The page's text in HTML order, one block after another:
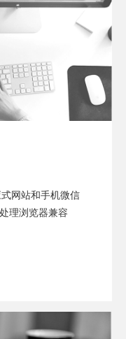
网站和手机微信
理浏览器兼容